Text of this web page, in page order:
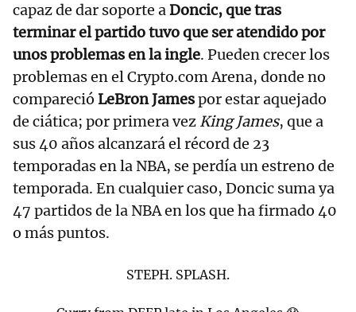
capaz de dar soporte aDoncic, que tras
terminar el partido tuvo que ser atendido por
unos problemas en la ingle. Pueden crecer los
problemas en el Crypto.com Arena, donde no
compareció LeBron Jamespor estar aquejado
de ciática; por primera vez King James, que a
sus 40 años alcanzará el récord de 23
temporadas en la NBA, se perdía un estreno de
temporada. En cualquier caso, Doncic suma ya
47 partidos de la NBA en los que ha firmado 40
o más puntos.
STEPH. SPLASH.